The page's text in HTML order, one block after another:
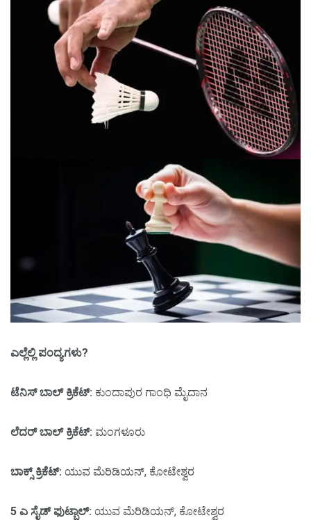
ಎಲ್ಲೆಲ್ಲಿ ಪಂದ್ಯಗಳು?
ಟೆನಿಸ್ ಬಾಲ್ ಕ್ರಿಕೆಟ್: ಕುಂದಾಪುರ ಗಾಂಧಿ ಮೈದಾನ
ಲೆದರ್ ಬಾಲ್ ಕ್ರಿಕೆಟ್: ಮಂಗಳೂರು
ಬಾಕ್ಸ್ ಕ್ರಿಕೆಟ್: ಯುವ ಮೆರಿಡಿಯನ್, ಕೋಟೇಶ್ವರ
5 ಎ ಸೈಡ್ ಫುಟ್ಬಾಲ್: ಯುವ ಮೆರಿಡಿಯನ್, ಕೋಟೇಶ್ವರ